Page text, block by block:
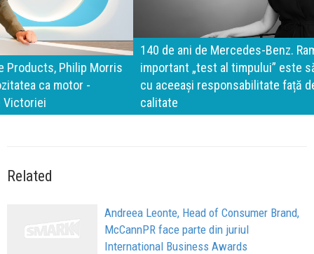
140 de ani de Mercedes-Benz. Ramona Pîrlog: Cel mai
important „test al timpului” este să inovăm constant, dar
cu aceeași responsabilitate față de oameni, siguranță și
calitate
Related
Andreea Leonte, Head of Consumer Brand,
McCannPR face parte din juriul
International Business Awards